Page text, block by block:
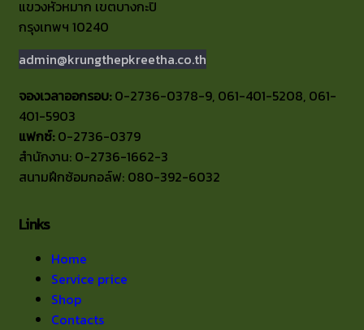
แขวงหัวหมาก เขตบางกะปิ
กรุงเทพฯ 10240
admin@krungthepkreetha.co.th
จองเวลาออกรอบ:0-2736-0378-9, 061-401-5208, 061-
401-5903
แฟกซ์:0-2736-0379
สำนักงาน: 0-2736-1662-3
สนามฝึกซ้อมกอล์ฟ: 080-392-6032
Links
Home
Service price
Shop
Contacts